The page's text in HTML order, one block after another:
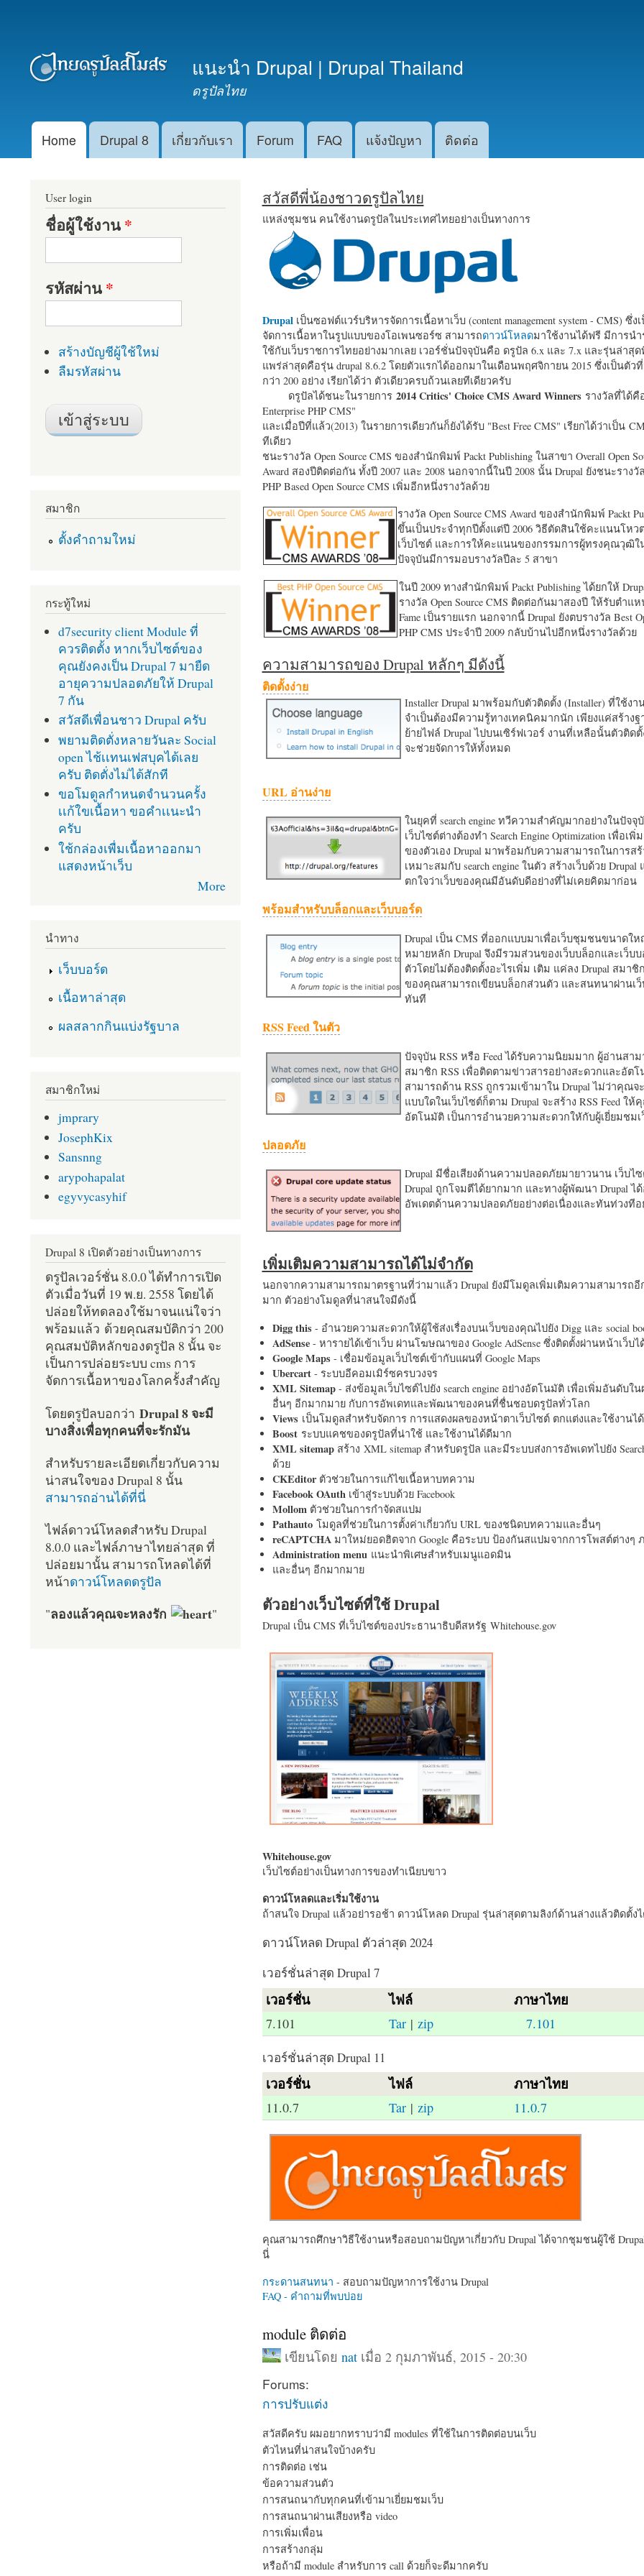
หลัก
แนะนำ Drupal | Drupal Thailand
ดรูปัลไทย
Main menu
Home Drupal 8 เกี่ยวกับเรา Forum FAQ แจ้งปัญหา ติดต่อ
สวัสดีพี่น้องชาวดรูปัลไทย
แหล่งชุมชน คนใช้งานดรูปัลในประเทศไทยอย่างเป็นทางการ
Drupalเป็นซอฟต์แวร์บริหารจัดการเนื้อหาเว็บ (content management system - CMS) ซึ่ง
จัดการเนื้อหาในรูปแบบของโอเพนซอร์ซ สามารถดาวน์โหลดมาใช้งานได้ฟรี มีการน
ใช้กับเว็บราชการไทยอย่างมากเลย เวอร์ชั่นปัจจุบันคือ ดรูปัล 6.x และ 7.x และรุ่นล่าสุด
แพร่ล่าสุดคือรุ่น drupal 8.6.2 โดยตัวแรกได้ออกมาในเดือนพฤศจิกายน 2015 ซึ่งเป็นตั
กว่า 200 อย่าง เรียกได้ว่า ตัวเดียวครบถ้วนเลยทีเดียวครับ
ดรูปัลได้ชนะในรายการ 2014 Critics' Choice CMS Award Winners รางวัลที่ได้คื
Enterprise PHP CMS"
และเมื่อปีที่แล้ว(2013) ในรายการเดียวกันก็ยังได้รับ "Best Free CMS" เรียกได้ว่าเป็น
ทีเดียว
ชนะรางวัล Open Source CMS ของสำนักพิมพ์ Packt Publishing ในสาขา Overall Open
Award สองปีติดต่อกัน ทั้งปี 2007 และ 2008 นอกจากนี้ในปี 2008 นั้น Drupal ยังชนะรางวั
PHP Based Open Source CMS เพิ่มอีกหนึ่งรางวัลด้วย
รางวัล Open Source CMS Award ของสำนักพิมพ์ Packt
ขึ้นเป็นประจำทุกปีตั้งแต่ปี 2006 วิธีตัดสินใช้คะแนนโหว
เว็บไซต์ และการให้คะแนนของกรรมการผู้ทรงคุณวุฒิใ
ปัจจุบันมีการมอบรางวัลปีละ 5 สาขา
ในปี 2009 ทางสำนักพิมพ์ Packt Publishing ได้ยกให้
รางวัล Open Source CMS ติดต่อกันมาสองปี ให้รับตำแ
Fame เป็นรายแรก นอกจากนี้ Drupal ยังตบรางวัล Best
PHP CMS ประจำปี 2009 กลับบ้านไปอีกหนึ่งรางวัลด้วย
ความสามารถของ Drupal หลักๆ มีดังนี้
ติดตั้งง่าย
Installer Drupal มาพร้อมกับตัวติดตั้ง (Installer) ที่ใช้งา
จำเป็นต้องมีความรู้ทางเทคนิคมากนัก เพียงแค่สร้าง
ย้ายไฟล์ Drupal ไปบนเซิร์ฟเวอร์ งานที่เหลือนั้นตัวติดตั้
จะช่วยจัดการให้ทั้งหมด
URL อ่านง่าย
ในยุคที่ search engine ทวีความสำคัญมากอย่างในปัจจุ
เว็บไซต์ต่างต้องทำ Search Engine Optimization เพื่อเ
ของตัวเอง Drupal มาพร้อมกับความสามารถในการสร้
เหมาะสมกับ search engine ในตัว สร้างเว็บด้วย
ตกใจว่าเว็บของคุณมีอันดับดีอย่างที่ไม่เคยคิดมาก่อน
พร้อมสำหรับบล็อกและเว็บบอร์ด
Drupal เป็น CMS ที่ออกแบบมาเพื่อเว็บชุมชนขนาดให
หมายหลัก Drupal จึงมีรวมส่วนของเว็บบล็อกและเว็บ
ตัวโดยไม่ต้องติดตั้งอะไรเพิ่ม เติม แค่ลง Drupal สมาชิ
ของคุณสามารถเขียนบล็อกส่วนตัว และสนทนาผ่านเว็
ทันที
RSS Feed ในตัว
ปัจจุบัน RSS หรือ Feed ได้รับความนิยมมาก ผู้อ่านสา
สมาชิก RSS เพื่อติดตามข่าวสารอย่างสะดวกและอัต
สามารถด้าน RSS ถูกรวมเข้ามาใน Drupal ไม่ว่าคุณจ
แบบใดในเว็บไซต์ก็ตาม Drupal จะสร้าง RSS Feed ให้
อัตโนมัติ เป็นการอำนวยความสะดวกใหักับผู้เยี่ยมชม
ปลอดภัย
Drupal มีชื่อเสียงด้านความปลอดภัยมายาวนาน เว็บไ
Drupal ถูกโจมตีได้ยากมาก และทางผู้พัฒนา Drupal ไ
อัพเดตด้านความปลอดภัยอย่างต่อเนื่องและทันท่วงทีอ
เพิ่มเติมความสามารถได้ไม่จำกัด
นอกจากความสามารถมาตรฐานที่ว่ามาแล้ว Drupal ยังมีโมดูลเพิ่มเติมความสามารถอี
มาก ตัวอย่างโมดูลที่น่าสนใจมีดังนี้
Digg this- อำนวยความสะดวกให้ผู้ใช้ส่งเรื่องบนเว็บของคุณไปยัง Digg และ social
AdSense- หารายได้เข้าเว็บ ผ่านโฆษณาของ Google AdSense ซึ่งติดตั้งผ่านหน้าเว็บไ
Google Maps- เชื่อมข้อมูลเว็บไซต์เข้ากับแผนที่ Google Maps
Ubercart- ระบบอีคอมเมิร์ซครบวงจร
XML Sitemap- ส่งข้อมูลเว็บไซต์ไปยัง search engine อย่างอัตโนมัติ เพื่อเพิ่มอันดับใ
อื่นๆ อีกมากมาย กับการอัพเดทและพัฒนาของคนที่ชื่นชอบดรูปัลทั่วโลก
Views เป็นโมดูลสำหรับจัดการ การแสดงผลของหน้าตาเว็บไซต์ ตกแต่งและใช้งานไ
Boost ระบบแคชของดรูปัลที่น่าใช้ และใช้งานได้ดีมาก
XML sitemapสร้าง XML sitemap สำหรับดรูปัล และมีระบบส่งการอัพเดทไปยัง
ด้วย
CKEditorตัวช่วยในการแก้ไขเนื้อหาบทความ
Facebook OAuth เข้าสู่ระบบด้วย Facebook
Mollom ตัวช่วยในการกำจัดสแปม
Pathautoโมดูลที่ช่วยในการตั้งค่าเกี่ยวกับ URL ของชนิดบทความและอื่นๆ
reCAPTCHA มาใหม่ยอดฮิตจาก Google คือระบบ ป้องกันสแปมจากการโพสต์ต่างๆ
Administration menu แนะนำพิเศษสำหรับเมนูแอดมิน
และอื่นๆ อีกมากมาย
ตัวอย่างเว็บไซต์ที่ใช้ Drupal
Drupal เป็น CMS ที่เว็บไซต์ของประธานาธิบดีสหรัฐ Whitehouse.gov
Whitehouse.gov
เว็บไซต์อย่างเป็นทางการของทำเนียบขาว
ดาวน์โหลดและเริ่มใช้งาน
ถ้าสนใจ Drupal แล้วอย่ารอช้า ดาวน์โหลด Drupal รุ่นล่าสุดตามลิงก์ด้านล่างแล้วติดตั้ง
ดาวน์โหลด Drupal ตัวล่าสุด 2024
เวอร์ชั่นล่าสุด Drupal 7
เวอร์ชั่น ไฟล์ ภาษาไทย
7.101 Tar| zip 7.101
เวอร์ชั่นล่าสุด Drupal 11
เวอร์ชั่น ไฟล์ ภาษาไทย
11.0.7 Tar| zip 11.0.7
คุณสามารถศึกษาวิธีใช้งานหรือสอบถามปัญหาเกี่ยวกับ Drupal ได้จากชุมชนผู้ใช้
นี่
กระดานสนทนา - สอบถามปัญหาการใช้งาน Drupal
FAQ - คำถามที่พบบ่อย
module ติดต่อ
เขียนโดยnat เมื่อ 2 กุมภาพันธ์, 2015 - 20:30
Forums:
การปรับแต่ง
สวัสดีครับ ผมอยากทราบว่ามี modules ที่ใช้ในการติดต่อบนเว็บ
ตัวไหนที่น่าสนใจบ้างครับ
การติดต่อ เช่น
ข้อความส่วนตัว
การสนถนากับทุกคนที่เข้ามาเยี่ยมชมเว็บ
การสนถนาผ่านเสียงหรือ video
การเพิ่มเพื่อน
การสร้างกลุ่ม
หรือถ้ามี module สำหรับการ call ด้วยก็จะดีมากครับ
User login
ชื่อผู้ใช้งาน*
รหัสผ่าน*
สร้างบัญชีผู้ใช้ใหม่
ลืมรหัสผ่าน
สมาชิก
ตั้งคำถามใหม่
กระทู้ใหม่
d7security client Module ที่
ควรติดตั้ง หากเว็บไซต์ของ
คุณยังคงเป็น Drupal 7 มายืด
อายุความปลอดภัยให้ Drupal
7 กัน
สวัสดีเพื่อนชาว Drupal ครับ
พยามติดตั่งหลายวันละ Social
open ไช้เเทนเฟสบุคได้เลย
ครับ ติดตั่งไม่ได้สักที
ขอโมดูลกำหนดจำนวนครั้ง
เเก้ใขเนื้อหา ขอคำเเนะนำ
ครับ
ใช้กล่องเพื่มเนื้อหาออกมา
แสดงหน้าเว็บ
More
นำทาง
เว็บบอร์ด
เนื้อหาล่าสุด
ผลสลากกินแบ่งรัฐบาล
สมาชิกใหม่
jmprary
JosephKix
Sansnng
arypohapalat
egyvycasyhif
Drupal 8 เปิดตัวอย่างเป็นทางการ
ดรูปัลเวอร์ชั่น 8.0.0 ได้ทำการเปิด
ตัวเมื่อวันที่ 19 พ.ย. 2558 โดยได้
ปล่อยให้ทดลองใช้มาจนแน่ใจว่า
พร้อมแล้ว ด้วยคุณสมบัติกว่า 200
คุณสมบัติหลักของดรูปัล 8 นั้น จะ
เป็นการปล่อยระบบ cms การ
จัดการเนื้อหาของโลกครั้งสำคัญ
โดยดรูปัลบอกว่า Drupal 8 จะมี
บางสิ่งเพื่อทุกคนที่จะรักมัน
สำหรับรายละเอียดเกี่ยวกับความ
น่าสนใจของ Drupal 8 นั้น
สามารถอ่านได้ที่นี่
ไฟล์ดาวน์โหลดสำหรับ Drupal
8.0.0 และไฟล์ภาษาไทยล่าสุด ที่
ปล่อยมานั้น สามารถโหลดได้ที่
หน้าดาวน์โหลดดรูปัล
"ลองแล้วคุณจะหลงรัก "